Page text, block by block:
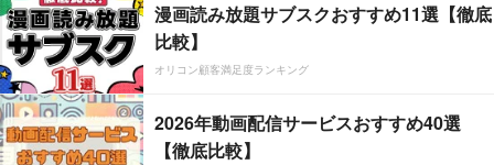
漫画読み放題サブスクおすすめ11選【徹底
比較】
オリコン顧客満足度ランキング
2026年動画配信サービスおすすめ40選
【徹底比較】